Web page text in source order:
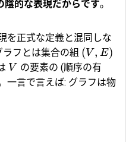
陰的な表現だからです。
を正式な定義と混同しな
フとは集合の組 (V , E)
V の要素の (順序の有
一言で言えば: グラフは物